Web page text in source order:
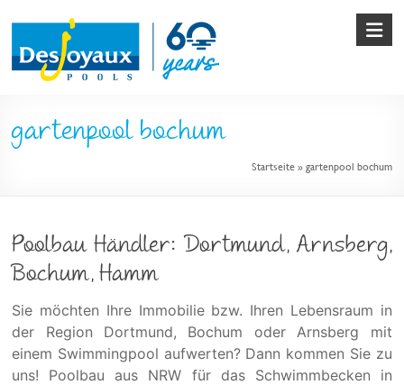
content
&
Desjoyaux
gartenpool bochum
Startseite»gartenpool bochum
Poolbau Händler: Dortmund, Arnsberg,
Bochum, Hamm
Sie möchten Ihre Immobilie bzw. Ihren Lebensraum in
der Region Dortmund, Bochum oder Arnsberg mit
einem Swimmingpool aufwerten? Dann kommen Sie zu
uns! Poolbau aus NRW für das Schwimmbecken in